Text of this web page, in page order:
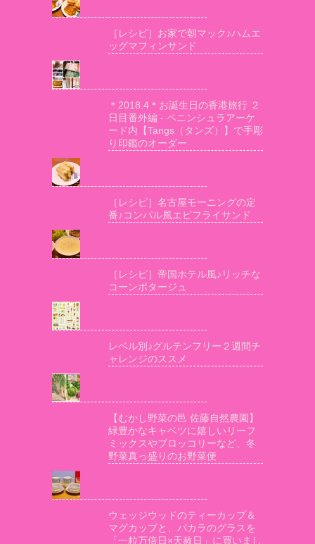
［レシピ］お家で朝マック♪ハムエ
ッグマフィンサンド
＊2018.4＊お誕生日の香港旅行 ２
日目番外編 - ペニンシュラアーケ
ード内【Tangs（タンズ）】で手彫
り印鑑のオーダー
［レシピ］名古屋モーニングの定
番♪コンパル風エビフライサンド
［レシピ］帝国ホテル風♪リッチな
コーンポタージュ
レベル別♪グルテンフリー２週間チ
ャレンジのススメ
【むかし野菜の邑 佐藤自然農園】
緑豊かなキャベツに嬉しいリーフ
ミックスやブロッコリーなど、冬
野菜真っ盛りのお野菜便
ウェッジウッドのティーカップ＆
マグカップと、バカラのグラスを
「一粒万倍日×天赦日」に買いまし